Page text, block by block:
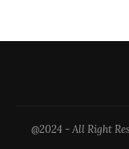
@2024 - All Right